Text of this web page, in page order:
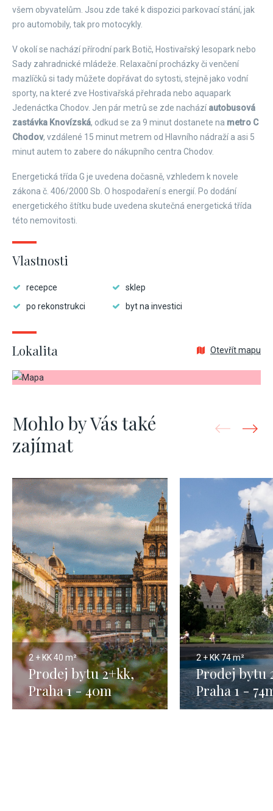
všem obyvatelům. Jsou zde také k dispozici parkovací stání, jak
pro automobily, tak pro motocykly.
V okolí se nachází přírodní park Botič, Hostivařský lesopark nebo
Sady zahradnické mládeže. Relaxační procházky či venčení
mazlíčků si tady můžete dopřávat do sytosti, stejně jako vodní
sporty, na které zve Hostivařská přehrada nebo aquapark
Jedenáctka Chodov. Jen pár metrů se zde nacházíautobusová
zastávka Knovízská, odkud se za 9 minut dostanete na metro C
Chodov, vzdálené 15 minut metrem od Hlavního nádraží a asi 5
minut autem to zabere do nákupního centra Chodov.
Energetická třída G je uvedena dočasně, vzhledem k novele
zákona č. 406/2000 Sb. O hospodaření s energií. Po dodání
energetického štítku bude uvedena skutečná energetická třída
této nemovitosti.
Vlastnosti
recepce
sklep
po rekonstrukci
byt na investici
Lokalita Otevřít mapu
Mohlo by Vás také
zajímat
2 + KK40 m²
Prodej bytu 2+kk,
Praha 1 - 40m
2 + KK74 m²
Prodej bytu
Praha 1 -